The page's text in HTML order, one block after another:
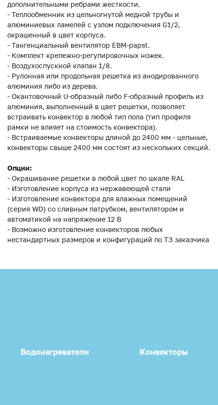
дополнительными ребрами жесткости.
- Теплообменник из цельногнутой медной трубы и
алюминиевых ламелей с узлом подключения G1/2,
окрашенный в цвет корпуса.
- Тангенциальный вентилятор EBM-papst.
- Комплект крепежно-регулировочных ножек.
- Воздухоспускной клапан 1/8.
- Рулонная или продольная решетка из анодированного
алюминия либо из дерева.
- Окантовочный U-образный либо F-образный профиль из
алюминия, выполненный в цвет решетки, позволяет
встраивать конвектор в любой тип пола (тип профиля
рамки не влияет на стоимость конвектора).
- Встраиваемые конвекторы длиной до 2400 мм - цельные,
конвекторы свыше 2400 мм состоят из нескольких секций.
Опции:
- Окрашивание решетки в любой цвет по шкале RAL
- Изготовление корпуса из нержавеющей стали
- Изготовление конвектора для влажных помещений
(серия WD) со сливным патрубком, вентилятором и
автоматикой на напряжение 12 В
- Возможно изготовление конвекторов любых
нестандартных размеров и конфигураций по ТЗ заказчика
Водонагреватели Конвекторы